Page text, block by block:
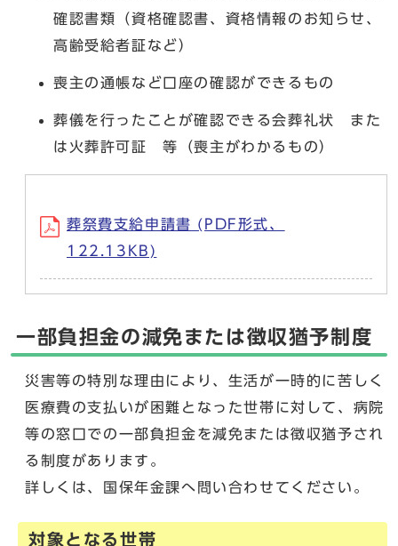
確認書類（資格確認書、資格情報のお知らせ、
高齢受給者証など）
喪主の通帳など口座の確認ができるもの
葬儀を行ったことが確認できる会葬礼状 また
は火葬許可証 等（喪主がわかるもの）
葬祭費支給申請書 (PDF形式、
122.13KB)
一部負担金の減免または徴収猶予制度
災害等の特別な理由により、生活が一時的に苦しく
医療費の支払いが困難となった世帯に対して、病院
等の窓口での一部負担金を減免または徴収猶予され
る制度があります。
詳しくは、国保年金課へ問い合わせてください。
対象となる世帯